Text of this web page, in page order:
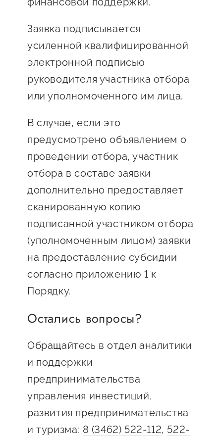
Заявка подписывается
усиленной квалифицированной
электронной подписью
руководителя участника отбора
или уполномоченного им лица.
В случае, если это
предусмотрено объявлением о
проведении отбора, участник
отбора в составе заявки
дополнительно предоставляет
сканированную копию
подписанной участником отбора
(уполномоченным лицом) заявки
на предоставление субсидии
согласно приложению 1 к
Порядку.
Остались вопросы?
Обращайтесь в отдел аналитики
и поддержки
предпринимательства
управления инвестиций,
развития предпринимательства
и туризма: 8 (3462) 522-112, 522-